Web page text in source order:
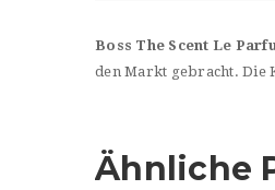
Boss The Scent Le
den Markt gebracht. Die
Ähnliche